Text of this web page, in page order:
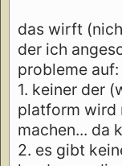
das wirft
der ich
probleme auf:
1. keiner der
platform wird
machen... da
2. es gibt